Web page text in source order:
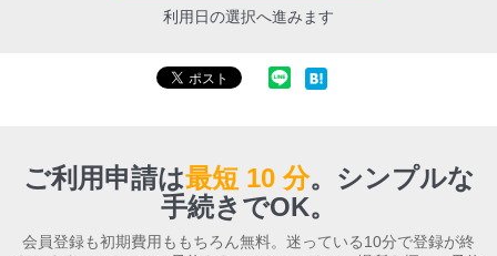
利用日の選択へ進みます
ご利用申請は最短 10 分。 シンプルな
手続きでOK。
会員登録も初期費用ももちろん無料。迷っている10分で登録が終